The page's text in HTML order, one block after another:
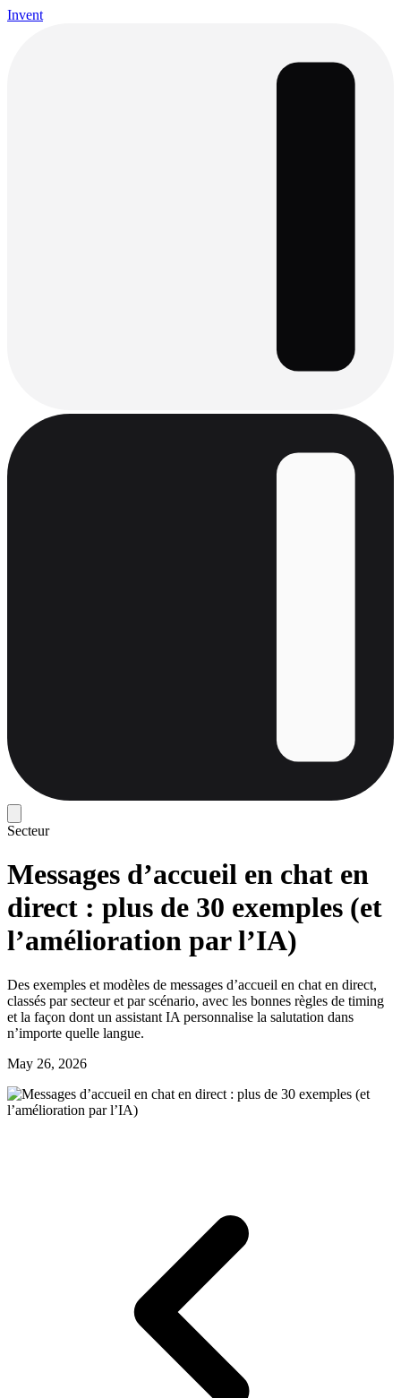
Invent
Secteur
Messages d’accueil en chat en
direct : plus de 30 exemples (et
l’amélioration par l’IA)
Des exemples et modèles de messages d’accueil en chat en direct,
classés par secteur et par scénario, avec les bonnes règles de timing
et la façon dont un assistant IA personnalise la salutation dans
n’importe quelle langue.
May 26, 2026